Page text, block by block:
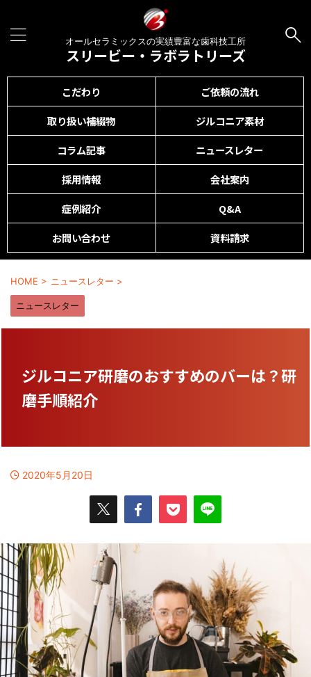
オールセラミックスの実績豊富な歯科技工所
スリービー・ラボラトリーズ
こだわり
ご依頼の流れ
取り扱い補綴物
ジルコニア素材
コラム記事
ニュースレター
採用情報
会社案内
症例紹介
Q&A
お問い合わせ
資料請求
HOME > ニュースレター >
ニュースレター
ジルコニア研磨のおすすめのバーは？研
磨手順紹介
2020年5月20日